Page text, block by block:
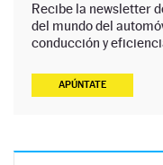
Recibe la newsletter
del mundo del
conducción y
APÚNTATE